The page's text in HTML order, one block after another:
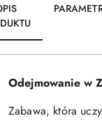
Odejmowanie w
Zabawa, która